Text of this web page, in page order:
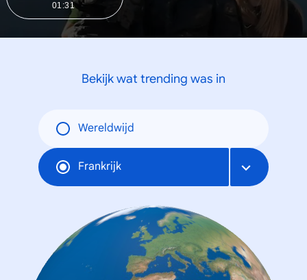
01:31
Bekijk wat trending was in
Wereldwijd
Frankrijk